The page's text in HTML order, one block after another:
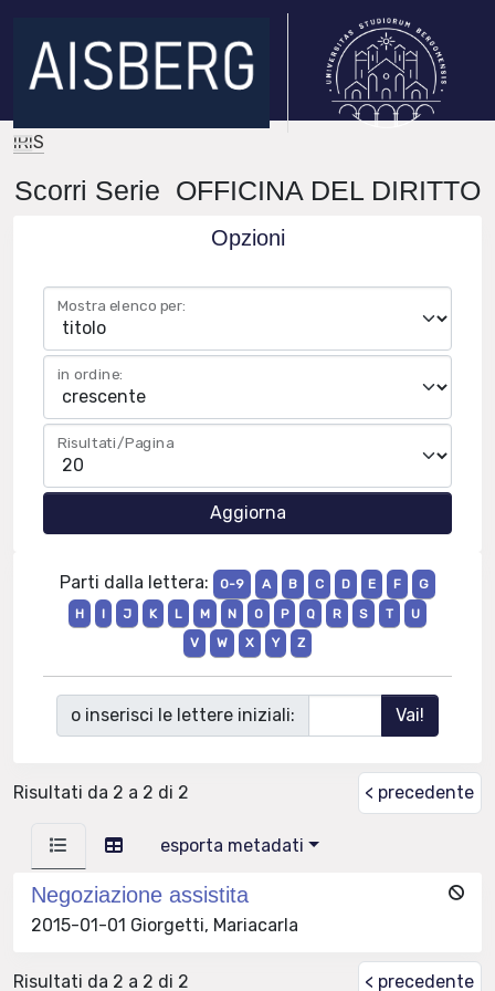
IRIS
Scorri Serie OFFICINA DEL DIRITTO
Opzioni
Mostra elenco per:
in ordine:
Risultati/Pagina
Parti dalla lettera: 0-9 A B C D E F
G
H
I J K L M N O P Q R S T
U
V
W X Y Z
o inserisci le lettere iniziali:
Risultati da 2 a 2 di 2 < precedente
esporta metadati
Negoziazione assistita
2015-01-01 Giorgetti, Mariacarla
Risultati da 2 a 2 di 2 < precedente